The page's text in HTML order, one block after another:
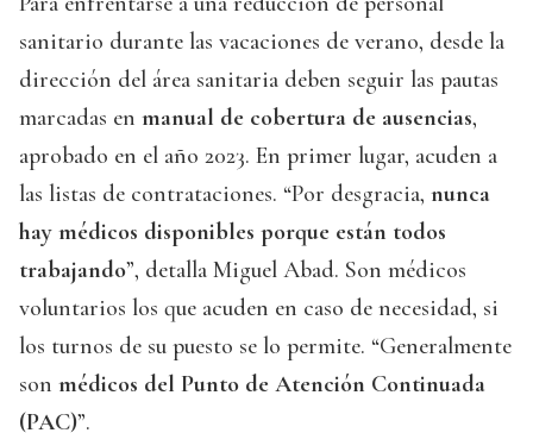
sanitario durante las vacaciones de verano, desde la
dirección del área sanitaria deben seguir las pautas
marcadas en manual de cobertura de ausencias,
aprobado en el año 2023. En primer lugar, acuden a
las listas de contrataciones. “Por desgracia, nunca
hay médicos disponibles porque están todos
trabajando”, detalla Miguel Abad. Son médicos
voluntarios los que acuden en caso de necesidad, si
los turnos de su puesto se lo permite. “Generalmente
son médicos del Punto de Atención Continuada
(PAC)”.